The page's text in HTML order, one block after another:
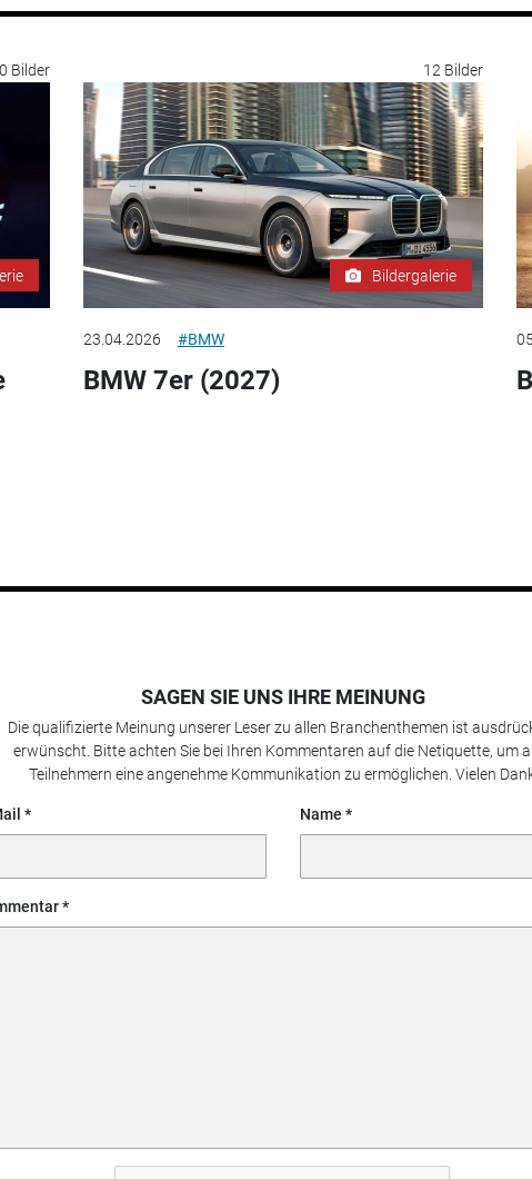
Bilder 12 Bilder
Bildergalerie
23.04.2026 #BMW
BMW 7er (2027)
SAGEN SIE UNS IHRE MEINUNG
Die qualifizierte Meinung unserer Leser zu allen Branchenthemen ist
erwünscht. Bitte achten Sie bei Ihren Kommentaren auf die Netiquette, um
Teilnehmern eine angenehme Kommunikation zu ermöglichen. Vielen
Name